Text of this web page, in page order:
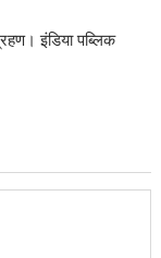
इंडिया पब्लिक